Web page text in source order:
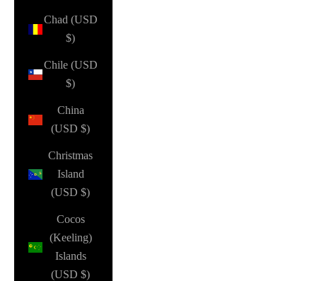
Chad (USD
$)
Chile (USD
$)
China
(USD $)
Christmas
Island
(USD $)
Cocos
(Keeling)
Islands
(USD $)